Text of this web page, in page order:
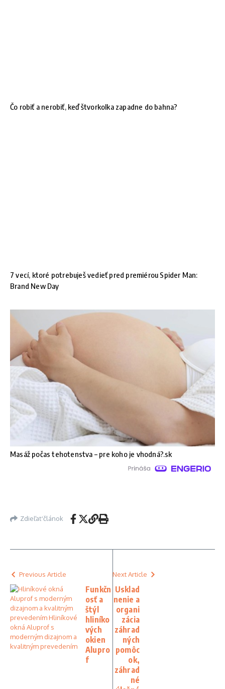
Čo robiť a nerobiť, keď štvorkolka zapadne do bahna?
7 vecí, ktoré potrebuješ vedieť pred premiérou Spider Man:
Brand New Day
Masáž počas tehotenstva – pre koho je vhodná?.sk
Zdieľať článok
Previous Article
Funkčn
osť a
štýl
hliníko
vých
okien
Alupro
f
Next Article
Usklad
nenie a
organi
zácia
záhrad
ných
pomôc
ok,
záhrad
né